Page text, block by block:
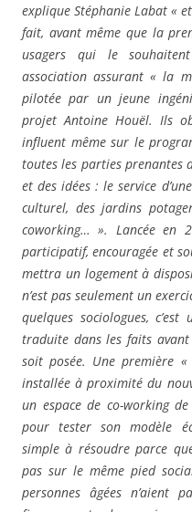
explique Stéphanie Labat «
fait, avant même que la
usagers qui le
association assurant « la
pilotée par un jeune
projet Antoine Houël. Ils
influent même sur le
toutes les parties prenantes
et des idées : le service
culturel, des jardins
coworking… ». Lancée en
participatif, encouragée et
mettra un logement à
n’est pas seulement un
quelques sociologues,
traduite dans les faits
soit posée. Une première
installée à proximité du
un espace de co-working
pour tester son modèle
simple à résoudre parce
pas sur le même pied
personnes âgées n’aient